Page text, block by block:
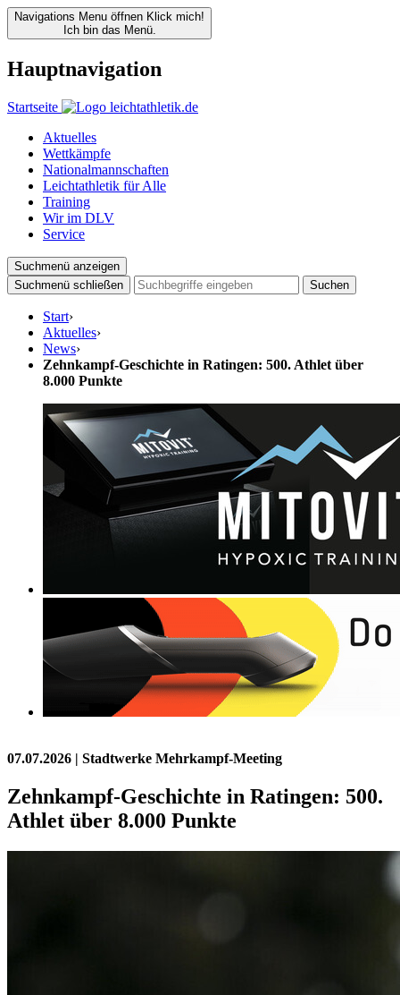
Navigations Menu öffnen Klick mich!
Ich bin das Menü.
Hauptnavigation
Startseite
Aktuelles
Wettkämpfe
Nationalmannschaften
Leichtathletik für Alle
Training
Wir im DLV
Service
Suchmenü anzeigen
Suchmenü schließen
Suchen
Start›
Aktuelles›
News›
Zehnkampf-Geschichte in Ratingen: 500. Athlet über
8.000 Punkte
07.07.2026 | Stadtwerke Mehrkampf-Meeting
Zehnkampf-Geschichte in Ratingen: 500.
Athlet über 8.000 Punkte